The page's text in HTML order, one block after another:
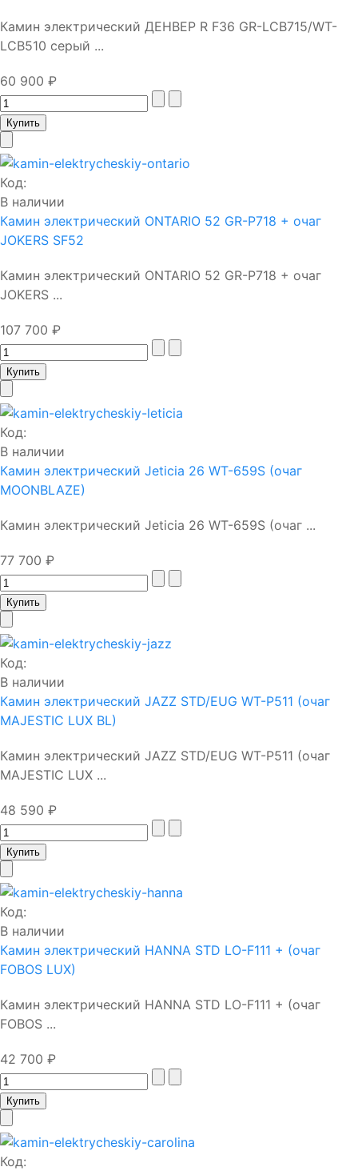
Камин электрический ДЕНВЕР R F36 GR-LCB715/WT-
LCB510 серый ...
60 900 ₽
Код:
В наличии
Камин электрический ONTARIO 52 GR-P718 + очаг
JOKERS SF52
Камин электрический ONTARIO 52 GR-P718 + очаг
JOKERS ...
107 700 ₽
Код:
В наличии
Камин электрический Jeticia 26 WT-659S (очаг
MOONBLAZE)
Камин электрический Jeticia 26 WT-659S (очаг ...
77 700 ₽
Код:
В наличии
Камин электрический JAZZ STD/EUG WT-P511 (очаг
MAJESTIC LUX BL)
Камин электрический JAZZ STD/EUG WT-P511 (очаг
MAJESTIC LUX ...
48 590 ₽
Код:
В наличии
Камин электрический HANNA STD LO-F111 + (очаг
FOBOS LUX)
Камин электрический HANNA STD LO-F111 + (очаг
FOBOS ...
42 700 ₽
Код: